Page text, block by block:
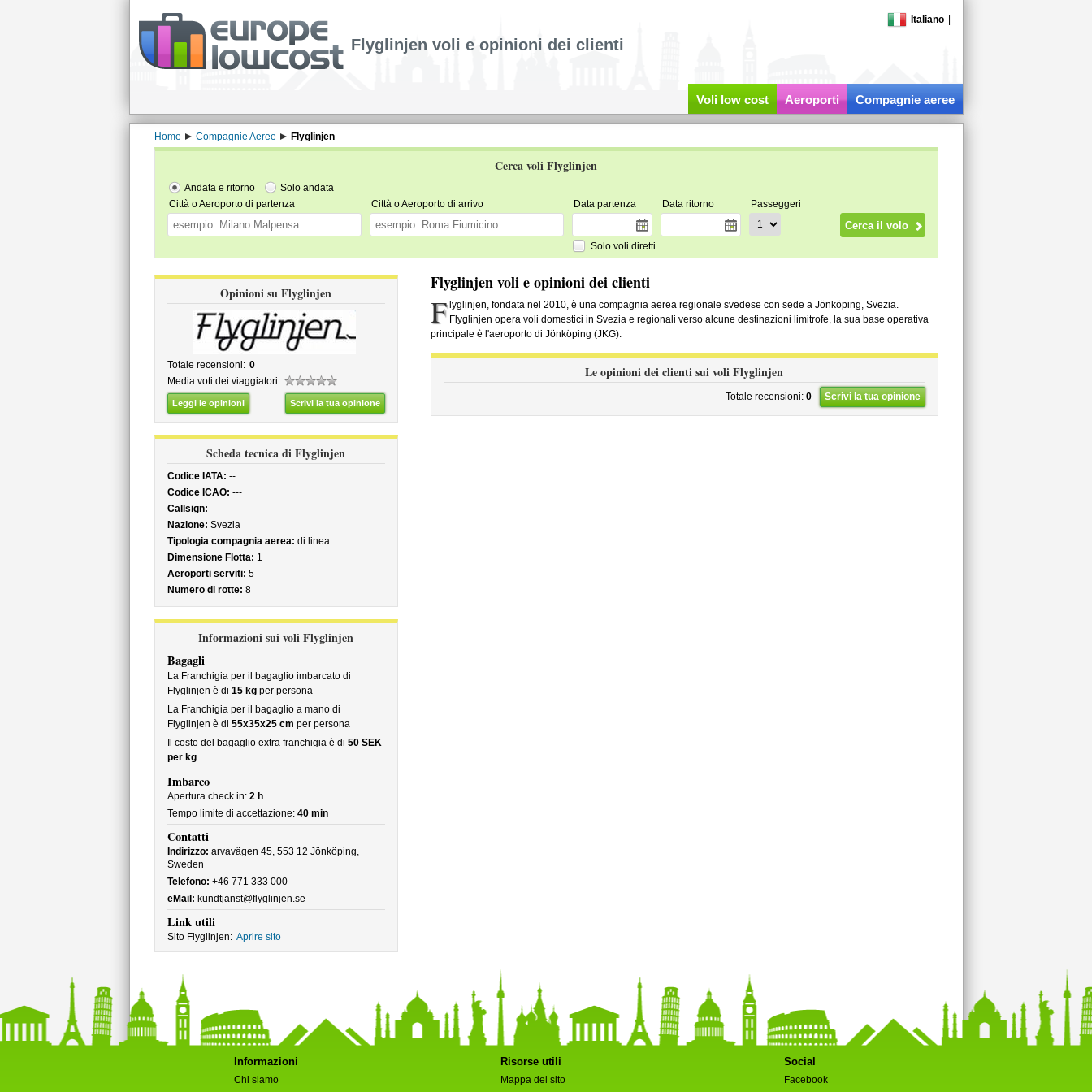
Italiano
Flyglinjen voli e opinioni dei clienti
Voli low cost Aeroporti Compagnie aeree
Home Compagnie Aeree Flyglinjen
Cerca voli Flyglinjen
Andata e ritorno
Solo andata
Città o Aeroporto di partenza
Città o Aeroporto di arrivo Data partenza Data ritorno Passeggeri
Solo voli diretti
Opinioni su Flyglinjen
Totale recensioni: 0
Media voti dei viaggiatori:
Leggi le opinioni Scrivi la tua opinione
Scheda tecnica di Flyglinjen
Codice IATA: --
Codice ICAO: ---
Callsign:
Nazione: Svezia
Tipologia compagnia aerea: di linea
Dimensione Flotta: 1
Aeroporti serviti: 5
Numero di rotte: 8
Informazioni sui voli Flyglinjen
Bagagli
La Franchigia per il bagaglio imbarcato di
Flyglinjen è di 15 kgper persona
La Franchigia per il bagaglio a mano di
Flyglinjen è di 55x35x25 cm per persona
Il costo del bagaglio extra franchigia è di 50 SEK
per kg
Imbarco
Apertura check in: 2 h
Tempo limite di accettazione: 40 min
Contatti
Indirizzo: arvavägen 45, 553 12 Jönköping,
Sweden
Telefono: +46 771 333 000
eMail: kundtjanst@flyglinjen.se
Link utili
Sito Flyglinjen: Aprire sito
Flyglinjen voli e opinioni dei clienti
F lyglinjen, fondata nel 2010, è una compagnia aerea regionale svedese con sede a Jönköping, Svezia.
Flyglinjen opera voli domestici in Svezia e regionali verso alcune destinazioni limitrofe, la sua base operativa
principale è l'aeroporto di Jönköping (JKG).
Le opinioni dei clienti sui voli Flyglinjen
Totale recensioni: 0 Scrivi la tua opinione
Informazioni
Chi siamo
Risorse utili
Mappa del sito
Social
Facebook